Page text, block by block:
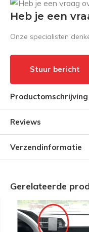
Heb je een
Onze specialisten
Stuur bericht
Productomschrijving
Reviews
Verzendinformatie
Gerelateerde